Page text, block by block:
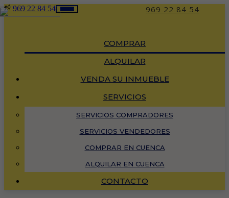
969 22 84 54
969 22 84 54
Toggle
COMPRAR
ALQUILAR
VENDA SU INMUEBLE
SERVICIOS
SERVICIOS COMPRADORES
SERVICIOS VENDEDORES
COMPRAR EN CUENCA
ALQUILAR EN CUENCA
CONTACTO